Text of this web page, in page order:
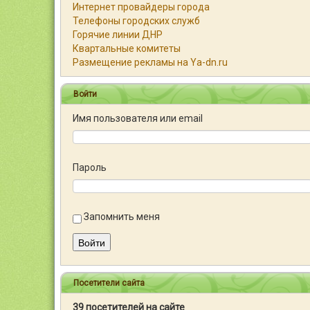
Интернет провайдеры города
Телефоны городских служб
Горячие линии ДНР
Квартальные комитеты
Размещение рекламы на Ya-dn.ru
Войти
Имя пользователя или email
Пароль
Запомнить меня
Войти
Посетители сайта
39 посетителей на сайте